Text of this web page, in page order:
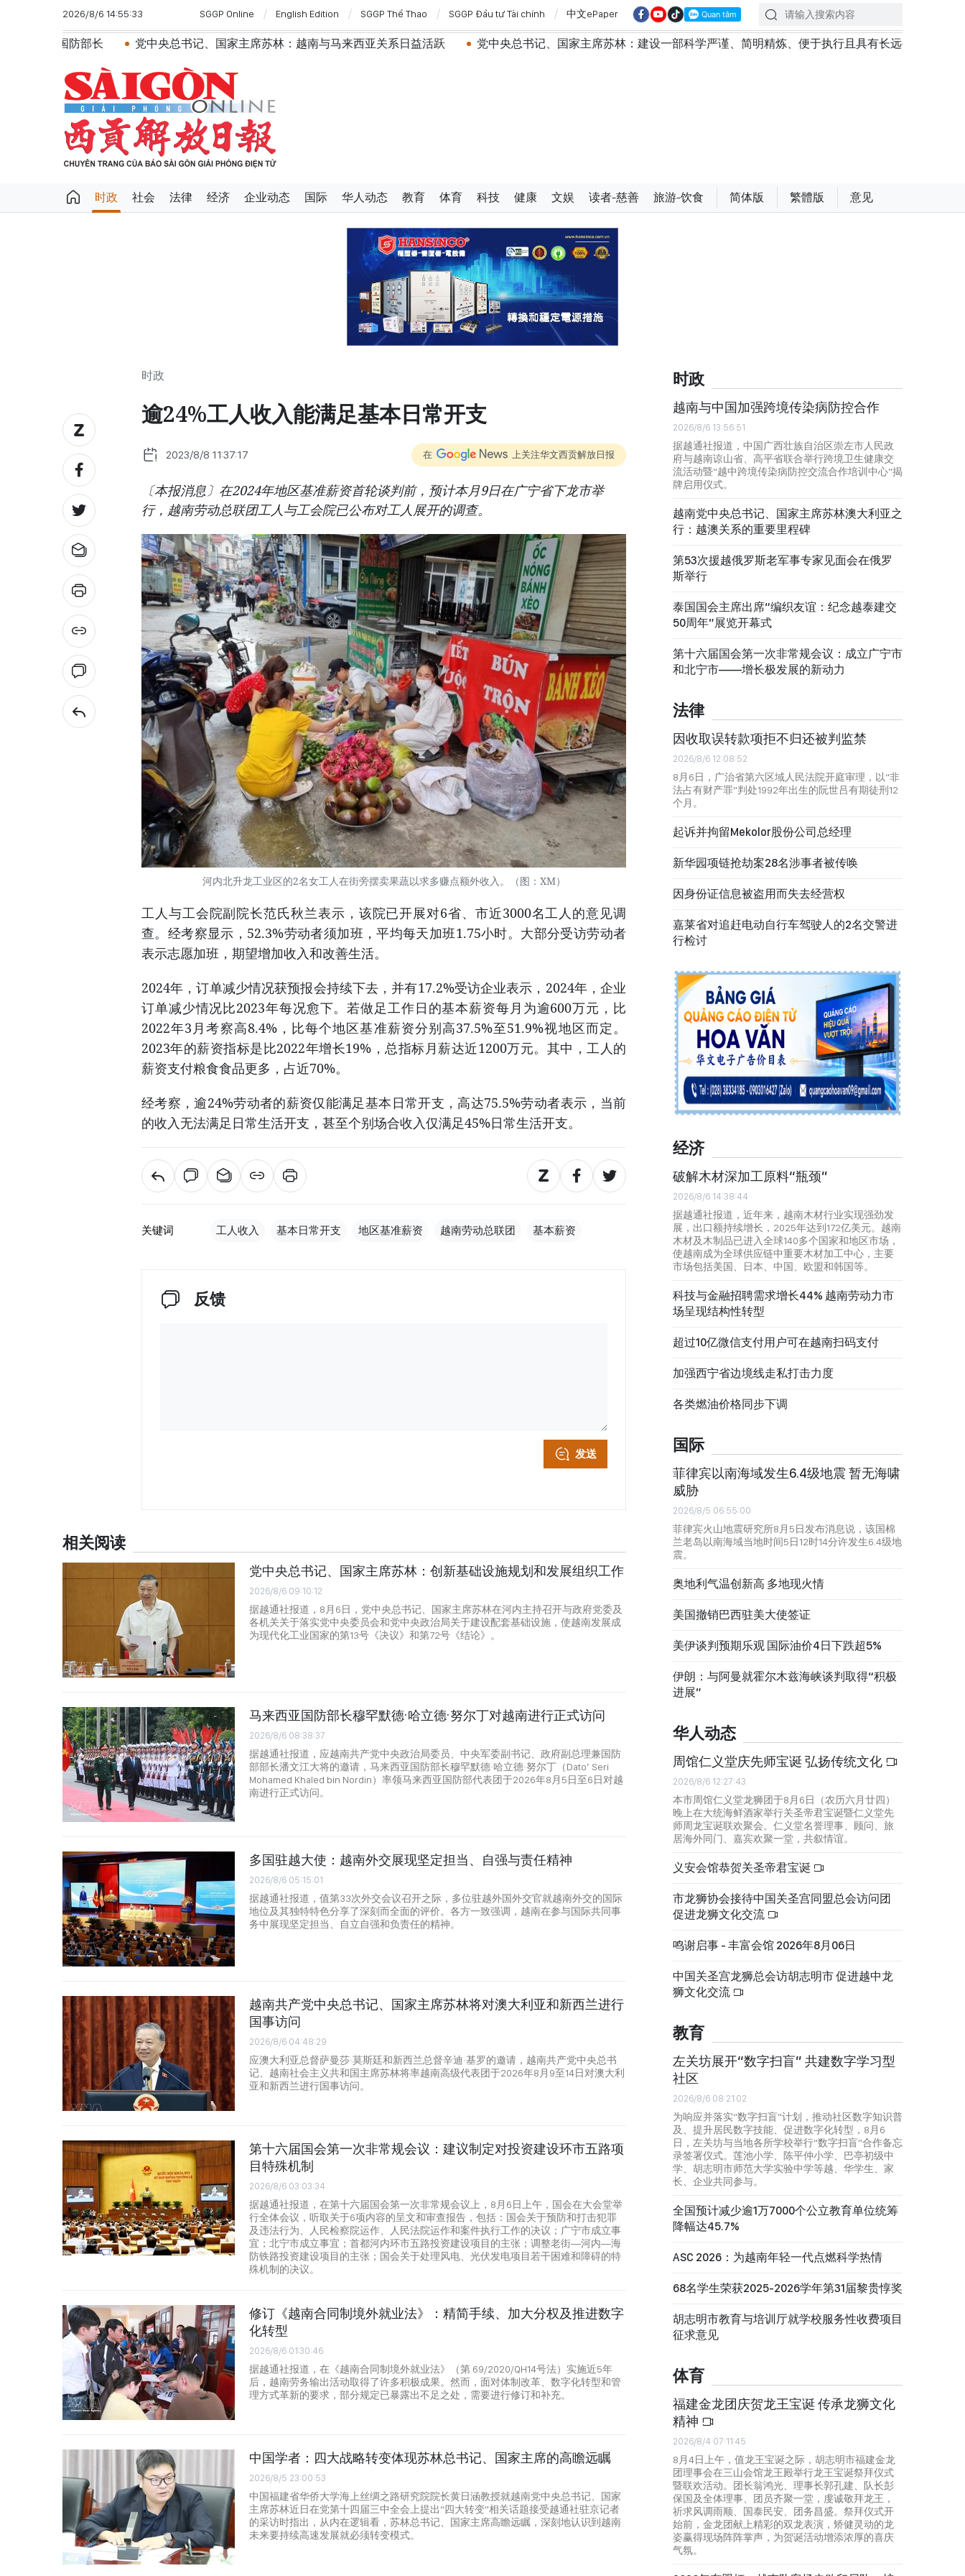
2026/8/6 14:55:33 SGGP Online English Edition SGGP Thể Thao SGGP Đầu tư Tài chính 中文ePaper
党中央总书记、国家主席苏林：越南与马来西亚关系日益活跃 党中央总书记、国家主席苏林：建设一部科学严谨、简明精炼、便于执行且具有长远生命力的党章
时政 社会 法律 经济 企业动态 国际 华人动态 教育 体育 科技 健康 文娱 读者-慈善 旅游-饮食 简体版 繁體版 意见
时政
逾24%工人收入能满足基本日常开支
2023/8/8 11:37:17 在 上关注华文西贡解放日报
〔本报消息〕在2024年地区基准薪资首轮谈判前，预计本月9日在广宁省下龙市举
行，越南劳动总联团工人与工会院已公布对工人展开的调查。
河内北升龙工业区的2名女工人在街旁摆卖果蔬以求多赚点额外收入。（图：XM）
工人与工会院副院长范氏秋兰表示，该院已开展对6省、市近3000名工人的意见调
查。经考察显示，52.3%劳动者须加班，平均每天加班1.75小时。大部分受访劳动者
表示志愿加班，期望增加收入和改善生活。
2024年，订单减少情况获预报会持续下去，并有17.2%受访企业表示，2024年，企业
订单减少情况比2023年每况愈下。若做足工作日的基本薪资每月为逾600万元，比
2022年3月考察高8.4%，比每个地区基准薪资分别高37.5%至51.9%视地区而定。
2023年的薪资指标是比2022年增长19%，总指标月薪达近1200万元。其中，工人的
薪资支付粮食食品更多，占近70%。
经考察，逾24%劳动者的薪资仅能满足基本日常开支，高达75.5%劳动者表示，当前
的收入无法满足日常生活开支，甚至个别场合收入仅满足45%日常生活开支。
关键词 工人收入 基本日常开支 地区基准薪资 越南劳动总联团 基本薪资
反馈
发送
相关阅读
党中央总书记、国家主席苏林：创新基础设施规划和发展组织工作
2026/8/6 09:10:12
据越通社报道，8月6日，党中央总书记、国家主席苏林在河内主持召开与政府党委及
各机关关于落实党中央委员会和党中央政治局关于建设配套基础设施，使越南发展成
为现代化工业国家的第13号《决议》和第72号《结论》。
马来西亚国防部长穆罕默德·哈立德·努尔丁对越南进行正式访问
2026/8/6 08:38:37
据越通社报道，应越南共产党中央政治局委员、中央军委副书记、政府副总理兼国防
部部长潘文江大将的邀请，马来西亚国防部长穆罕默德·哈立德·努尔丁（Dato’ Seri
Mohamed Khaled bin Nordin）率领马来西亚国防部代表团于2026年8月5日至6日对越
南进行正式访问。
多国驻越大使：越南外交展现坚定担当、自强与责任精神
2026/8/6 05:15:01
据越通社报道，值第33次外交会议召开之际，多位驻越外国外交官就越南外交的国际
地位及其独特特色分享了深刻而全面的评价。各方一致强调，越南在参与国际共同事
务中展现坚定担当、自立自强和负责任的精神。
越南共产党中央总书记、国家主席苏林将对澳大利亚和新西兰进行
国事访问
2026/8/6 04:48:29
应澳大利亚总督萨曼莎·莫斯廷和新西兰总督辛迪·基罗的邀请，越南共产党中央总书
记、越南社会主义共和国主席苏林将率越南高级代表团于2026年8月9至14日对澳大利
亚和新西兰进行国事访问。
第十六届国会第一次非常规会议：建议制定对投资建设环市五路项
目特殊机制
2026/8/6 03:03:34
据越通社报道，在第十六届国会第一次非常规会议上，8月6日上午，国会在大会堂举
行全体会议，听取关于6项内容的呈文和审查报告，包括：国会关于预防和打击犯罪
及违法行为、人民检察院运作、人民法院运作和案件执行工作的决议；广宁市成立事
宜；北宁市成立事宜；首都河内环市五路投资建设项目的主张；调整老街—河内—海
防铁路投资建设项目的主张；国会关于处理风电、光伏发电项目若干困难和障碍的特
殊机制的决议。
修订《越南合同制境外就业法》：精简手续、加大分权及推进数字
化转型
2026/8/6 01:30:46
据越通社报道，在《越南合同制境外就业法》（第 69/2020/QH14号法）实施近5年
后，越南劳务输出活动取得了许多积极成果。然而，面对体制改革、数字化转型和管
理方式革新的要求，部分规定已暴露出不足之处，需要进行修订和补充。
中国学者：四大战略转变体现苏林总书记、国家主席的高瞻远瞩
2026/8/5 23:00:53
中国福建省华侨大学海上丝绸之路研究院院长黄日涵教授就越南党中央总书记、国家
主席苏林近日在党第十四届三中全会上提出“四大转变”相关话题接受越通社驻京记者
的采访时指出，从内在逻辑看，苏林总书记、国家主席高瞻远瞩，深刻地认识到越南
未来要持续高速发展就必须转变模式。
时政
越南与中国加强跨境传染病防控合作
2026/8/6 13:56:51
据越通社报道，中国广西壮族自治区崇左市人民政
府与越南谅山省、高平省联合举行跨境卫生健康交
流活动暨“越中跨境传染病防控交流合作培训中心”揭
牌启用仪式。
越南党中央总书记、国家主席苏林澳大利亚之
行：越澳关系的重要里程碑
第53次援越俄罗斯老军事专家见面会在俄罗
斯举行
泰国国会主席出席“编织友谊：纪念越泰建交
50周年”展览开幕式
第十六届国会第一次非常规会议：成立广宁市
和北宁市——增长极发展的新动力
法律
因收取误转款项拒不归还被判监禁
2026/8/6 12:08:52
8月6日，广治省第六区域人民法院开庭审理，以“非
法占有财产罪”判处1992年出生的阮世吕有期徒刑12
个月。
起诉并拘留Mekolor股份公司总经理
新华园项链抢劫案28名涉事者被传唤
因身份证信息被盗用而失去经营权
嘉莱省对追赶电动自行车驾驶人的2名交警进
行检讨
经济
破解木材深加工原料“瓶颈”
2026/8/6 14:38:44
据越通社报道，近年来，越南木材行业实现强劲发
展，出口额持续增长，2025年达到172亿美元。越南
木材及木制品已进入全球140多个国家和地区市场，
使越南成为全球供应链中重要木材加工中心，主要
市场包括美国、日本、中国、欧盟和韩国等。
科技与金融招聘需求增长44% 越南劳动力市
场呈现结构性转型
超过10亿微信支付用户可在越南扫码支付
加强西宁省边境线走私打击力度
各类燃油价格同步下调
国际
菲律宾以南海域发生6.4级地震 暂无海啸
威胁
2026/8/5 06:55:00
菲律宾火山地震研究所8月5日发布消息说，该国棉
兰老岛以南海域当地时间5日12时14分许发生6.4级地
震。
奥地利气温创新高 多地现火情
美国撤销巴西驻美大使签证
美伊谈判预期乐观 国际油价4日下跌超5%
伊朗：与阿曼就霍尔木兹海峡谈判取得“积极
进展”
华人动态
周馆仁义堂庆先师宝诞 弘扬传统文化
2026/8/6 12:27:43
本市周馆仁义堂龙狮团于8月6日（农历六月廿四）
晚上在大统海鲜酒家举行关圣帝君宝诞暨仁义堂先
师周龙宝诞联欢聚会。仁义堂名誉理事、顾问、旅
居海外同门、嘉宾欢聚一堂，共叙情谊。
义安会馆恭贺关圣帝君宝诞
市龙狮协会接待中国关圣宫同盟总会访问团
促进龙狮文化交流
鸣谢启事 - 丰富会馆 2026年8月06日
中国关圣宫龙狮总会访胡志明市 促进越中龙
狮文化交流
教育
左关坊展开“数字扫盲” 共建数字学习型
社区
2026/8/6 08:21:02
为响应并落实“数字扫盲”计划，推动社区数字知识普
及、提升居民数字技能、促进数字化转型，8月6
日，左关坊与当地各所学校举行“数字扫盲”合作备忘
录签署仪式。莲池小学、陈平仲小学、巴亭初级中
学、胡志明市师范大学实验中学等越、华学生、家
长、企业共同参与。
全国预计减少逾1万7000个公立教育单位统筹
降幅达45.7%
ASC 2026：为越南年轻一代点燃科学热情
68名学生荣获2025-2026学年第31届黎贵惇奖
胡志明市教育与培训厅就学校服务性收费项目
征求意见
体育
福建金龙团庆贺龙王宝诞 传承龙狮文化
精神
2026/8/4 07:11:45
8月4日上午，值龙王宝诞之际，胡志明市福建金龙
团理事会在三山会馆龙王殿举行龙王宝诞祭拜仪式
暨联欢活动。团长翁鸿光、理事长郭孔建、队长彭
保国及全体理事、团员齐聚一堂，虔诚敬拜龙王，
祈求风调雨顺、国泰民安、团务昌盛。祭拜仪式开
始前，金龙团献上精彩的双龙表演，矫健灵动的龙
姿赢得现场阵阵掌声，为贺诞活动增添浓厚的喜庆
气氛。